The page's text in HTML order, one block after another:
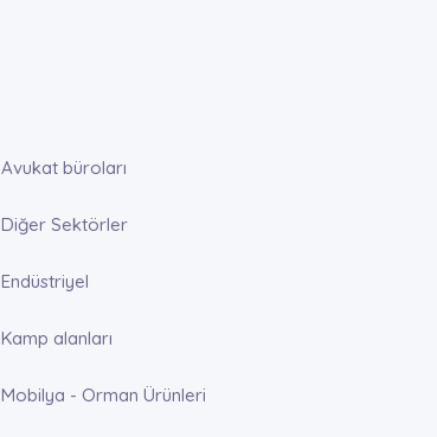
Avukat büroları
Diğer Sektörler
Endüstriyel
Kamp alanları
Mobilya - Orman Ürünleri